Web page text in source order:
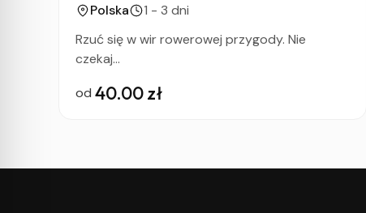
Polska
1 - 3 dni
Rzuć się w wir rowerowej przygody. Nie
czekaj...
od 40.00 zł